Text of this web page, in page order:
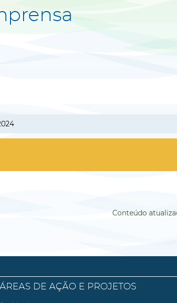
Conteúdo
ÁREAS DE AÇÃO E PROJETOS